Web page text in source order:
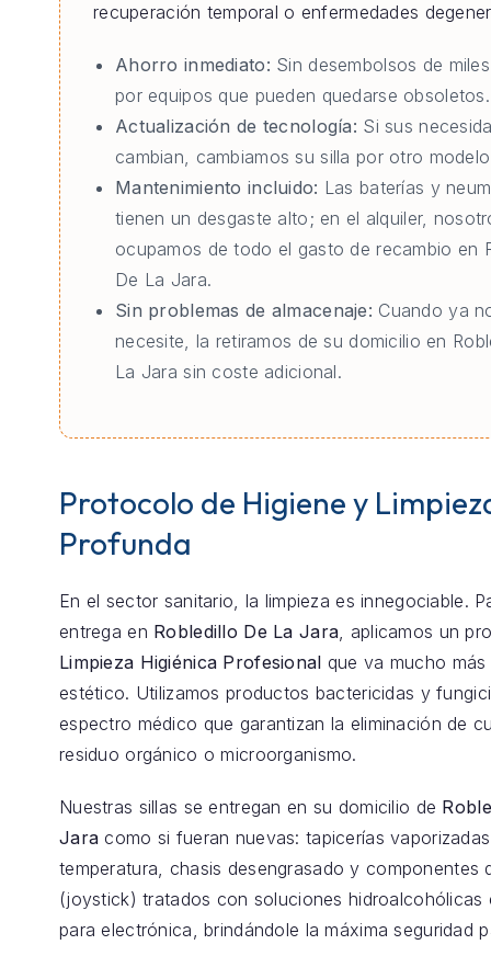
recuperación temporal o enfermedades
Ahorro inmediato: Sin desembolsos de
por equipos que pueden quedarse obsoletos.
Actualización de tecnología: Si sus
cambian, cambiamos su silla por otro
Mantenimiento incluido: Las baterías y
tienen un desgaste alto; en el alquiler,
ocupamos de todo el gasto de recambio en
De La Jara.
Sin problemas de almacenaje: Cuando ya
necesite, la retiramos de su domicilio en
La Jara sin coste adicional.
Protocolo de Higiene y
Profunda
En el sector sanitario, la limpieza es innegociable.
entrega en Robledillo De La Jara , aplicamos un
Limpieza Higiénica Profesional que va mucho
estético. Utilizamos productos bactericidas y
espectro médico que garantizan la eliminación de
residuo orgánico o microorganismo.
Nuestras sillas se entregan en su domicilio de
Jara como si fueran nuevas: tapicerías
temperatura, chasis desengrasado y componentes
(joystick) tratados con soluciones hidroalcohólicas
para electrónica, brindándole la máxima seguridad